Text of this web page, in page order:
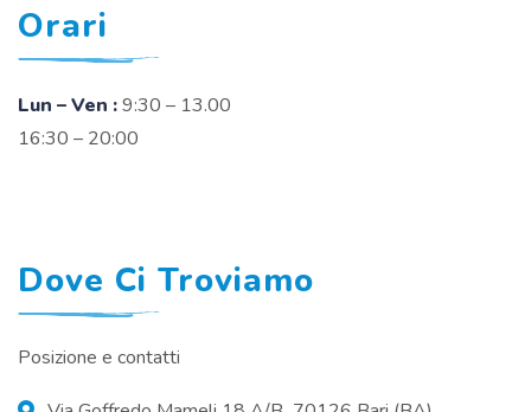
Orari
Lun – Ven :9:30 – 13.00
16:30 – 20:00
Dove Ci Troviamo
Posizione e contatti